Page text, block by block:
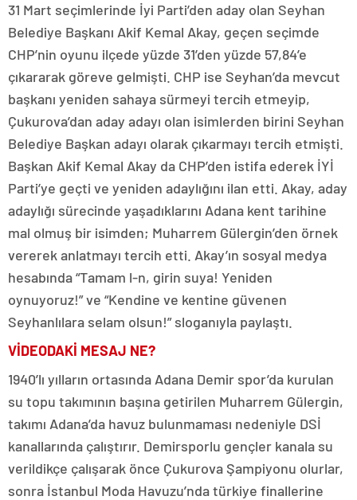
31 Mart seçimlerinde İyi Parti’den aday olan Seyhan
Belediye Başkanı Akif Kemal Akay, geçen seçimde
CHP’nin oyunu ilçede yüzde 31’den yüzde 57,84’e
çıkararak göreve gelmişti. CHP ise Seyhan’da mevcut
başkanı yeniden sahaya sürmeyi tercih etmeyip,
Çukurova’dan aday adayı olan isimlerden birini Seyhan
Belediye Başkan adayı olarak çıkarmayı tercih etmişti.
Başkan Akif Kemal Akay da CHP’den istifa ederek İYİ
Parti’ye geçti ve yeniden adaylığını ilan etti. Akay, aday
adaylığı sürecinde yaşadıklarını Adana kent tarihine
mal olmuş bir isimden; Muharrem Gülergin’den örnek
vererek anlatmayı tercih etti. Akay’ın sosyal medya
hesabında “Tamam l-n, girin suya! Yeniden
oynuyoruz!” ve “Kendine ve kentine güvenen
Seyhanlılara selam olsun!” sloganıyla paylaştı.
VİDEODAKİ MESAJ NE?
1940’lı yılların ortasında Adana Demir spor’da kurulan
su topu takımının başına getirilen Muharrem Gülergin,
takımı Adana’da havuz bulunmaması nedeniyle DSİ
kanallarında çalıştırır. Demirsporlu gençler kanala su
verildikçe çalışarak önce Çukurova Şampiyonu olurlar,
sonra İstanbul Moda Havuzu’nda türkiye finallerine